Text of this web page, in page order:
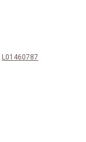
L01460787